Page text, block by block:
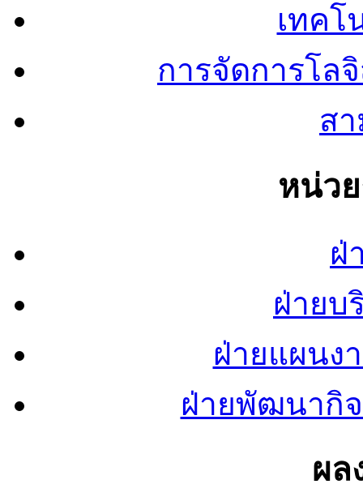
เทคโ
การจัดการโล
ส
หน่ว
ฝ่
ฝ่ายบ
ฝ่ายแผนง
ฝ่ายพัฒนากิ
ผล